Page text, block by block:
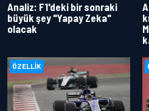
Analiz: F1'deki bir sonraki
büyük şey "Yapay Zeka"
olacak
ÖZELLIK